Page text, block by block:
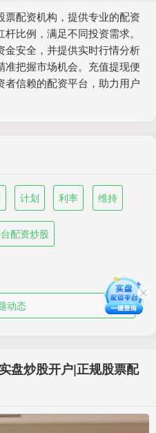
配资机构，提供专业的配资
比例，满足不同投资需求。
安全，并提供实时行情分析
把握市场机会。充值提现便
信赖的配资平台，助力用户
计划 利率 维持
配资炒股
动态
盘炒股开户|正规股票配